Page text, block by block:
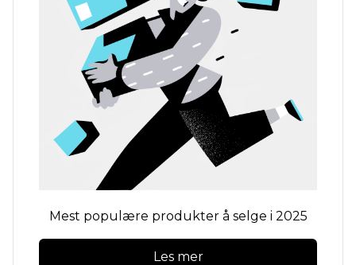
Mest populære produkter å selge i 2025
Les mer